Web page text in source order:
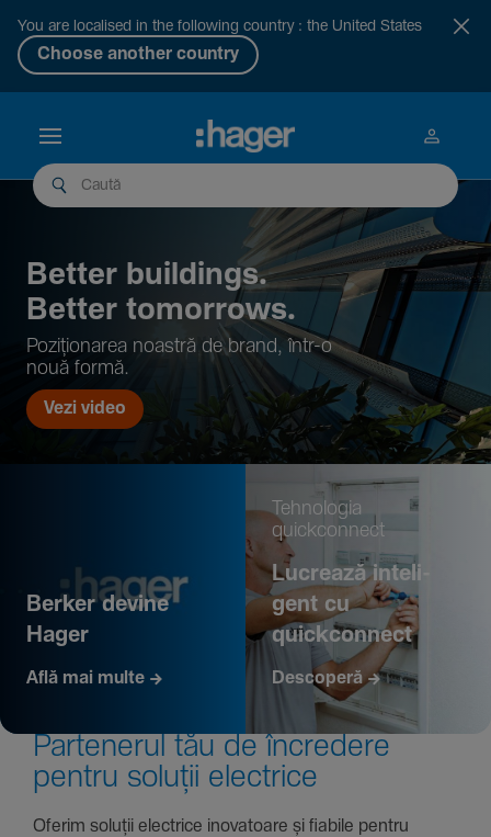
You are localised in the following country : the United States
Choose another country
Better buil­dings.
Better tomor­rows.
Pozi­țio­narea noastră de brand, într-o
nouă formă.
Vezi video
Berker devine
Hager
Află mai multe
Tehno­logia
quickconnect
Lucrează inte­li­
gent cu
quickconnect
Descoperă
Parte­nerul tău de încre­dere
pentru soluții electrice
Oferim soluții electrice inova­toare și fiabile pentru